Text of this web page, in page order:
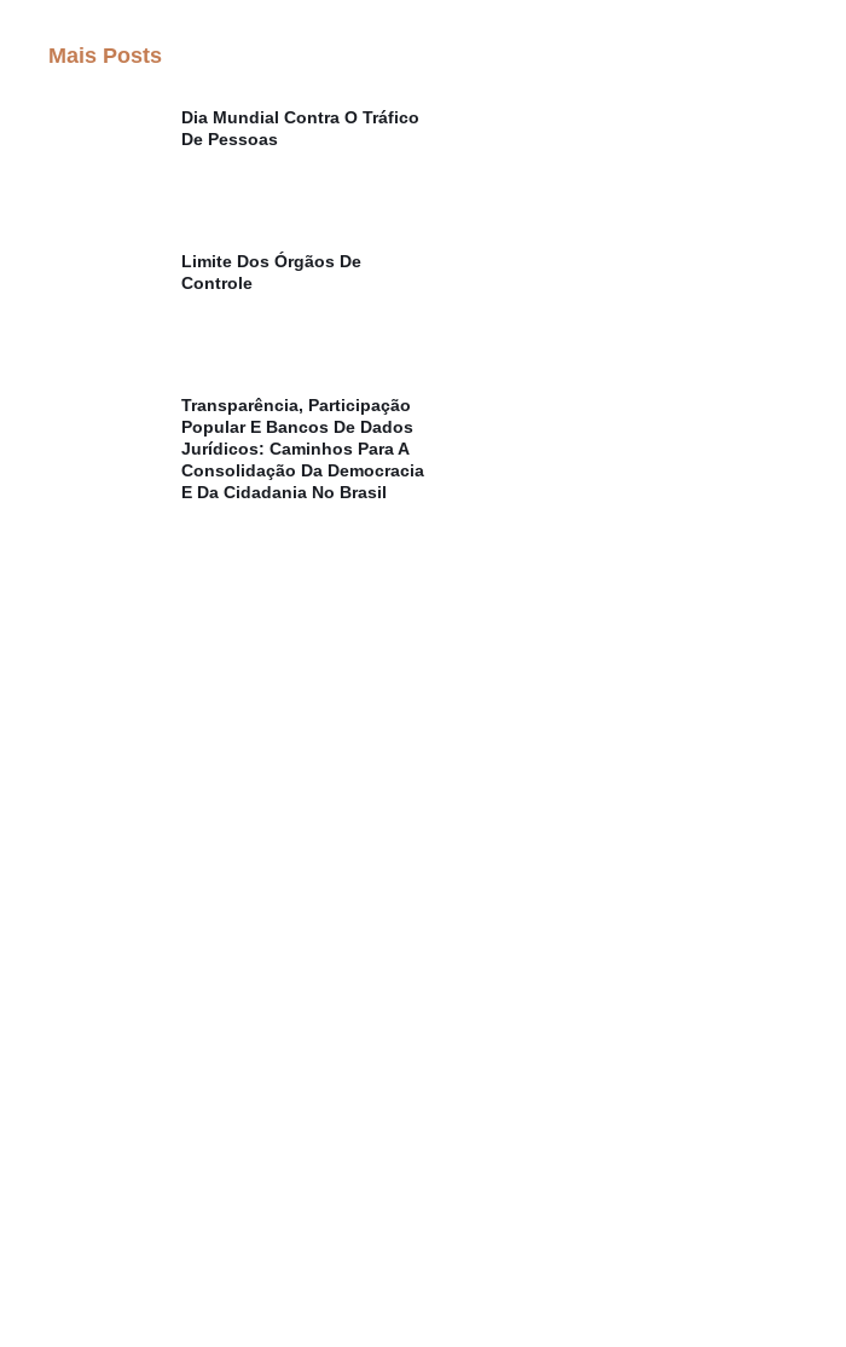
Mais Posts
Dia Mundial Contra O Tráfico
De Pessoas
Limite Dos Órgãos De
Controle
Transparência, Participação
Popular E Bancos De Dados
Jurídicos: Caminhos Para A
Consolidação Da Democracia
E Da Cidadania No Brasil